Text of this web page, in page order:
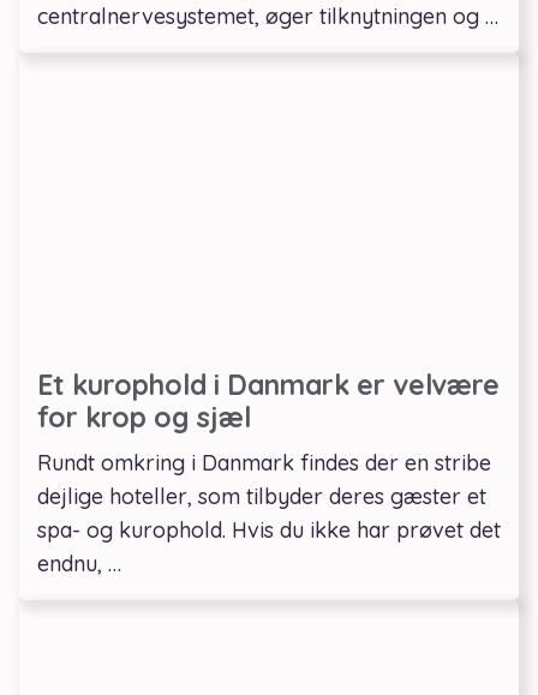
centralnervesystemet, øger tilknytningen og …
Et kurophold i Danmark er velvære
for krop og sjæl
Rundt omkring i Danmark findes der en stribe
dejlige hoteller, som tilbyder deres gæster et
spa- og kurophold. Hvis du ikke har prøvet det
endnu, …